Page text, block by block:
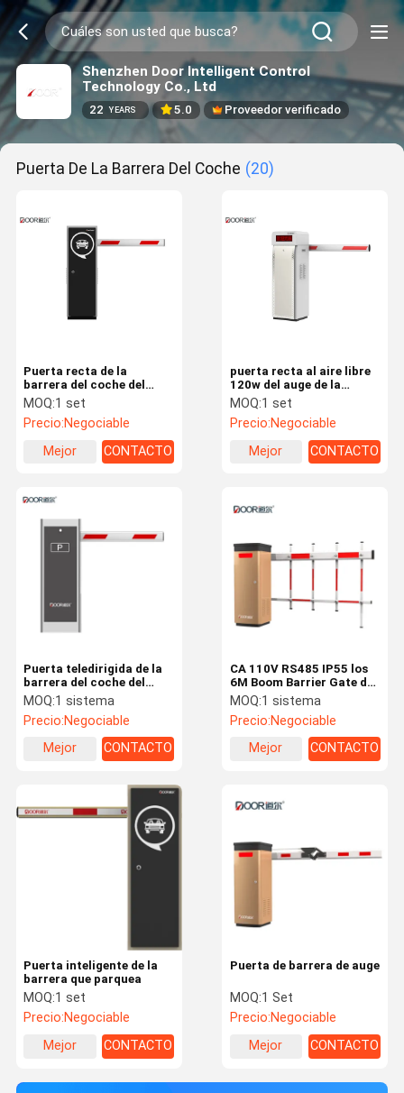
Shenzhen Door Intelligent Control
Technology Co., Ltd
22 YEARS 5.0 Proveedor verificado
Puerta De La Barrera Del Coche (20)
Puerta recta de la
barrera del coche del
brazo de la cerca/puerta
AC220V/AC110V de la
elevación del
estacionamiento
MOQ:1 set
Precio:Negociable
Mejor
CONTACTO
puerta recta al aire libre
120w del auge de la
puerta de la barrera del
aparcamiento de la
seguridad 6meter
MOQ:1 set
Precio:Negociable
Mejor
CONTACTO
Puerta teledirigida de la
barrera del coche del
brazo 3S 120W de 220V
los 6m
MOQ:1 sistema
Precio:Negociable
Mejor
CONTACTO
CA 110V RS485 IP55 los
6M Boom Barrier Gate del
estacionamiento
MOQ:1 sistema
Precio:Negociable
Mejor
CONTACTO
Puerta inteligente de la
barrera que parquea
MOQ:1 set
Precio:Negociable
Mejor
CONTACTO
Puerta de barrera de auge
MOQ:1 Set
Precio:Negociable
Mejor
CONTACTO